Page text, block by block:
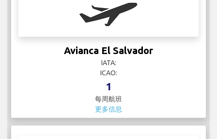
Avianca El Salvador
IATA:
ICAO:
1
每周航班
更多信息